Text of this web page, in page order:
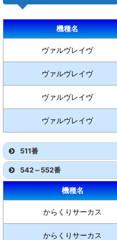
機種名
ヴァルヴレイヴ
ヴァルヴレイヴ
ヴァルヴレイヴ
ヴァルヴレイヴ
511番
542～552番
機種名
からくりサーカス
からくりサーカス